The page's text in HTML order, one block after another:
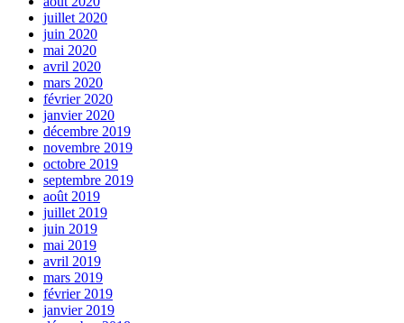
juillet 2020
juin 2020
mai 2020
avril 2020
mars 2020
février 2020
janvier 2020
décembre 2019
novembre 2019
octobre 2019
septembre 2019
août 2019
juillet 2019
juin 2019
mai 2019
avril 2019
mars 2019
février 2019
janvier 2019